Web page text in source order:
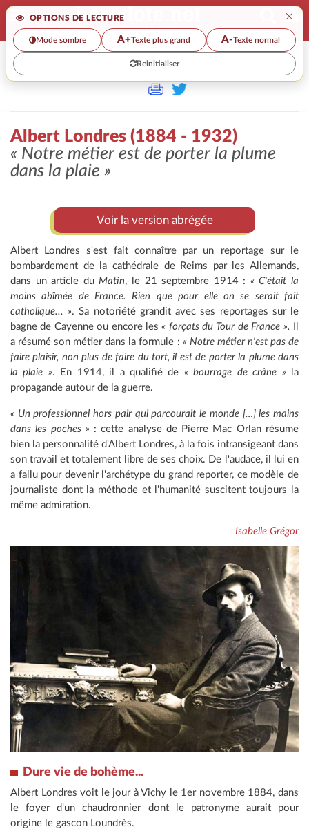
OPTIONS DE LECTURE ×
Mode sombre A+Texte plus grand A-Texte normal
Reinitialiser
>>
Albert Londres (1884 - 1932)
« Notre métier est de porter la plume
dans la plaie »
Voir la version abrégée
Albert Londres s'est fait connaître par un reportage sur le
bombardement de la cathédrale de Reims par les Allemands,
dans un article duMatin, le 21 septembre 1914 : « C'était la
moins abîmée de France. Rien que pour elle on se serait fait
catholique... ». Sa notoriété grandit avec ses reportages sur le
bagne de Cayenne ou encore les« forçats du Tour de France ».
a résumé son métier dans la formule : « Notre métier n'est pas de
faire plaisir, non plus de faire du tort, il est de porter la plume dans
la plaie ». En 1914, il a qualifié de « bourrage de crâne » la
propagande autour de la guerre.
« Un professionnel hors pair qui parcourait le monde […] les mains
dans les poches » : cette analyse de Pierre Mac Orlan résume
bien la personnalité d'Albert Londres, à la fois intransigeant dans
son travail et totalement libre de ses choix. De l'audace, il lui en
a fallu pour devenir l'archétype du grand reporter, ce modèle de
journaliste dont la méthode et l'humanité suscitent toujours la
même admiration.
Isabelle Grégor
Dure vie de bohème...
Albert Londres voit le jour à Vichy le 1er novembre 1884, dans
le foyer d'un chaudronnier dont le patronyme aurait pour
origine le gascon Loundrès.